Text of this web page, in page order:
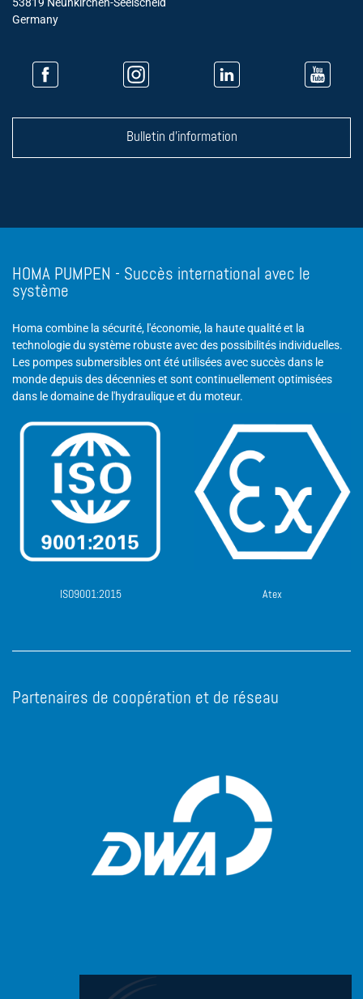
Germany
Bulletin d'information
HOMA PUMPEN - Succès international avec le
système
Homa combine la sécurité, l'économie, la haute qualité et la
technologie du système robuste avec des possibilités individuelles.
Les pompes submersibles ont été utilisées avec succès dans le
monde depuis des décennies et sont continuellement optimisées
dans le domaine de l'hydraulique et du moteur.
ISO9001:2015 Atex
Partenaires de coopération et de réseau